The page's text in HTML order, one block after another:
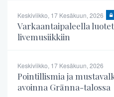
Keskiviikko, 17 Kesäkuun, 2026
Varkaantaipaleella
livemusiikkiin
Keskiviikko, 17 Kesäkuun, 2026
Pointillismia ja
avoinna Gränna-talossa